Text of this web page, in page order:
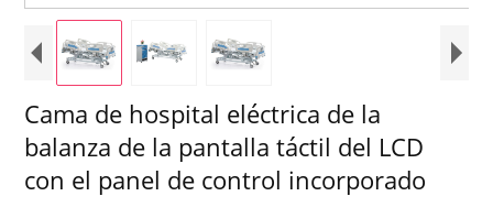
Cama de hospital eléctrica de la
balanza de la pantalla táctil del LCD
con el panel de control incorporado